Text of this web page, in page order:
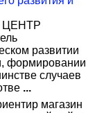
развитии
формировании
случаев
...
магазин